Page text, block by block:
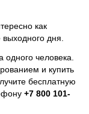
как
дня.
одного человека.
и купить
бесплатную
+7 800 101-